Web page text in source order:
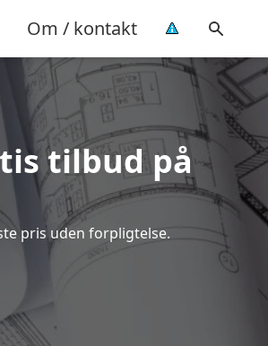
Om / kontakt
tilbud på
pris uden forpligtelse.